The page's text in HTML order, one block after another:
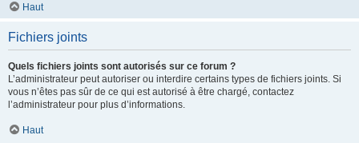
Haut
Fichiers joints
Quels fichiers joints sont autorisés sur ce forum ?
L’administrateur peut autoriser ou interdire certains types de fichiers joints. Si
vous n’êtes pas sûr de ce qui est autorisé à être chargé, contactez
l’administrateur pour plus d’informations.
Haut